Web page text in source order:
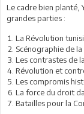
Le cadre bien planté,
grandes parties :
La Révolution
Scénographie de
Les contrastes de
Révolution et
Les compromis
La force du droit
Batailles pour la